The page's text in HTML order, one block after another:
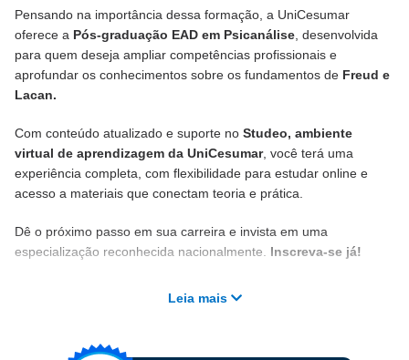
Pensando na importância dessa formação, a UniCesumar
oferece a Pós-graduação EAD em Psicanálise , desenvolvida
para quem deseja ampliar competências profissionais e
aprofundar os conhecimentos sobre os fundamentos de Freud e
Lacan.
Com conteúdo atualizado e suporte no Studeo, ambiente
virtual de aprendizagem da UniCesumar, você terá uma
experiência completa, com flexibilidade para estudar online e
acesso a materiais que conectam teoria e prática.
Dê o próximo passo em sua carreira e invista em uma
especialização reconhecida nacionalmente. Inscreva-se já!
Leia mais